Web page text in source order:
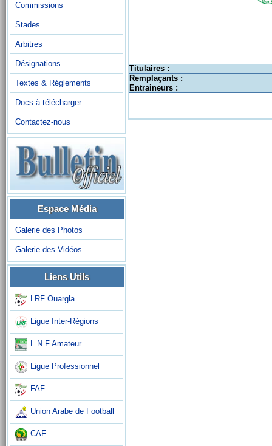
Commissions
Stades
Arbitres
Désignations
Textes & Réglements
Docs à télécharger
Contactez-nous
Espace Média
Galerie des Photos
Galerie des Vidéos
Liens Utils
LRF Ouargla
Ligue Inter-Régions
L.N.F Amateur
Ligue Professionnel
FAF
Union Arabe de Football
CAF
Titulaires :
Remplaçants :
Entraineurs :